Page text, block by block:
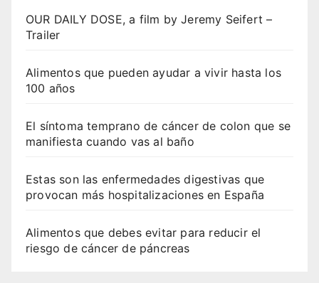
OUR DAILY DOSE, a film by Jeremy Seifert –
Trailer
Alimentos que pueden ayudar a vivir hasta los
100 años
El síntoma temprano de cáncer de colon que se
manifiesta cuando vas al baño
Estas son las enfermedades digestivas que
provocan más hospitalizaciones en España
Alimentos que debes evitar para reducir el
riesgo de cáncer de páncreas